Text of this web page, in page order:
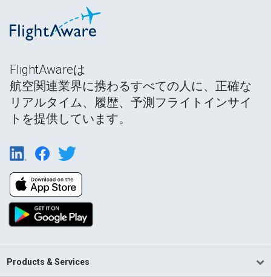
FlightAwareは
航空関連業界に携わるすべての人に、正確な
リアルタイム、履歴、予測フライトインサイ
トを提供しています。
Products & Services